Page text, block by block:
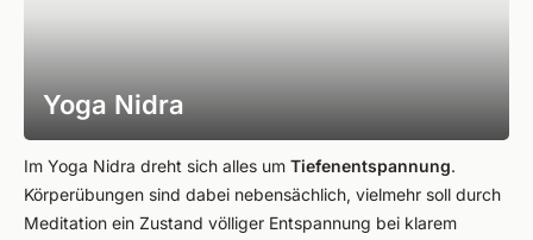
Yoga Nidra
Im Yoga Nidra dreht sich alles um Tiefenentspannung.
Körperübungen sind dabei nebensächlich, vielmehr soll durch
Meditation ein Zustand völliger Entspannung bei klarem